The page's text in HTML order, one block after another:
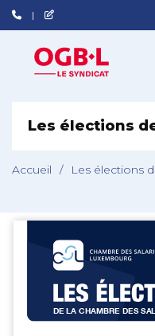
Les élections
Accueil / Les élections